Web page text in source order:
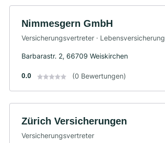
Nimmesgern GmbH
Versicherungsvertreter · Lebensversicherung
Barbarastr. 2, 66709 Weiskirchen
0.0 (0 Bewertungen)
Zürich Versicherungen
Versicherungsvertreter